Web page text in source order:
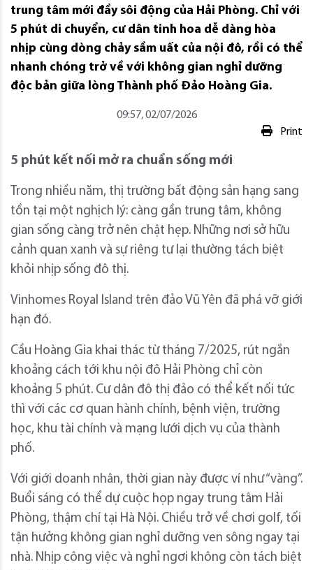
trung tâm mới đầy sôi động của Hải Phòng. Chỉ với
5 phút di chuyển, cư dân tinh hoa dễ dàng hòa
nhịp cùng dòng chảy sầm uất của nội đô, rồi có thể
nhanh chóng trở về với không gian nghỉ dưỡng
độc bản giữa lòng Thành phố Đảo Hoàng Gia.
09:57, 02/07/2026
Print
5 phút kết nối mở ra chuẩn sống mới
Trong nhiều năm, thị trường bất động sản hạng sang
tồn tại một nghịch lý: càng gần trung tâm, không
gian sống càng trở nên chật hẹp. Những nơi sở hữu
cảnh quan xanh và sự riêng tư lại thường tách biệt
khỏi nhịp sống đô thị.
Vinhomes Royal Island trên đảo Vũ Yên đã phá vỡ giới
hạn đó.
Cầu Hoàng Gia khai thác từ tháng 7/2025, rút ngắn
khoảng cách tới khu nội đô Hải Phòng chỉ còn
khoảng 5 phút. Cư dân đô thị đảo có thể kết nối tức
thì với các cơ quan hành chính, bệnh viện, trường
học, khu tài chính và mạng lưới dịch vụ của thành
phố.
Với giới doanh nhân, thời gian này được ví như “vàng”.
Buổi sáng có thể dự cuộc họp ngay trung tâm Hải
Phòng, thậm chí tại Hà Nội. Chiều trở về chơi golf, tối
tận hưởng không gian nghỉ dưỡng ven sông ngay tại
nhà. Nhịp công việc và nghỉ ngơi không còn tách biệt